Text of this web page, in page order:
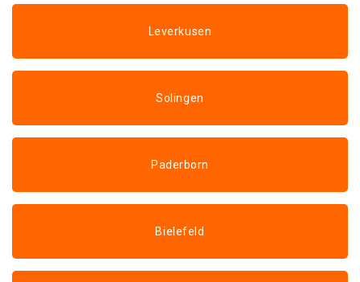
Leverkusen
Solingen
Paderborn
Bielefeld